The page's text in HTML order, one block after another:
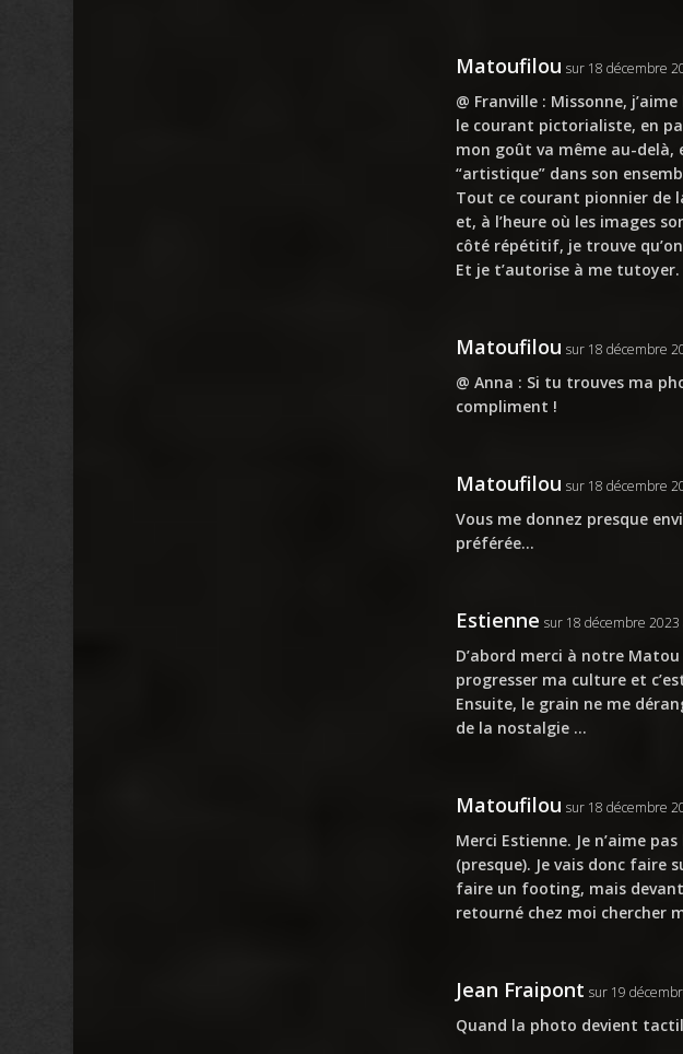
Matoufilou sur 18 décembre
@ Franville : Missonne,
le courant pictorialiste, en
mon goût va même au-delà,
“artistique” dans son
Tout ce courant pionnier de
et, à l’heure où les images
côté répétitif, je trouve
Et je t’autorise à me tutoyer.
Matoufilou sur 18 décembre
@ Anna : Si tu trouves ma
compliment !
Matoufilou sur 18 décembre
Vous me donnez presque
préférée…
Estienne sur 18 décembre 2023
D’abord merci à notre
progresser ma culture et
Ensuite, le grain ne me
de la nostalgie …
Matoufilou sur 18 décembre
Merci Estienne. Je n’aime
(presque). Je vais donc faire
faire un footing, mais
retourné chez moi chercher
Jean Fraipont sur 19
Quand la photo devient